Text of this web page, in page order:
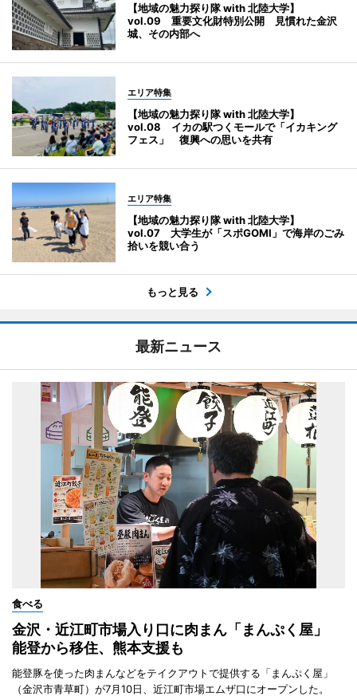
【地域の魅力探り隊 with 北陸大学】
vol.09 重要文化財特別公開 見慣れた金沢
城、その内部へ
エリア特集
【地域の魅力探り隊 with 北陸大学】
vol.08 イカの駅つくモールで「イカキング
フェス」 復興への思いを共有
エリア特集
【地域の魅力探り隊 with 北陸大学】
vol.07 大学生が「スポGOMI」で海岸のごみ
拾いを競い合う
もっと見る
最新ニュース
食べる
金沢・近江町市場入り口に肉まん「まんぷく屋」
能登から移住、熊本支援も
能登豚を使った肉まんなどをテイクアウトで提供する「まんぷく屋」
（金沢市青草町）が7月10日、近江町市場エムザ口にオープンした。